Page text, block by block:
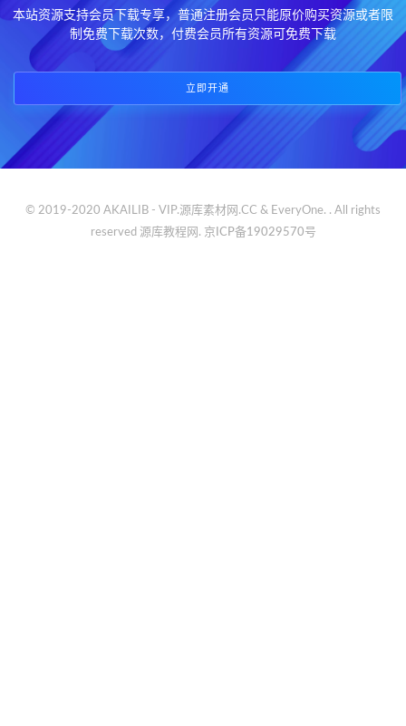
本站资源支持会员下载专享，普通注册会员只能原价购买资源或者限
制免费下载次数，付费会员所有资源可免费下载
立即开通
© 2019-2020 AKAILIB - VIP.源库素材网.CC & EveryOne. . All rights
reserved 源库教程网. 京ICP备19029570号